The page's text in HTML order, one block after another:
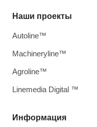
Информация
Наши проекты
Autoline™
Machineryline™
Agroline™
Linemedia Digital ™